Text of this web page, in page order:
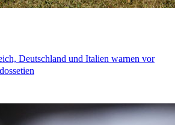
Deutschland und Italien warnen vor